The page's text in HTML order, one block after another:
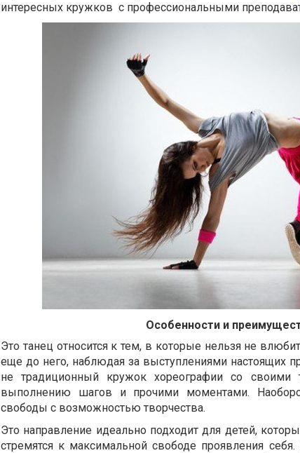
интересных кружков с профессиональными
Особенности и
Это танец относится к тем, в которые нельзя не
еще до него, наблюдая за выступлениями настоящих
не традиционный кружок хореографии со
выполнению шагов и прочими моментами.
свободы с возможностью творчества.
Это направление идеально подходит для детей,
стремятся к максимальной свободе проявления